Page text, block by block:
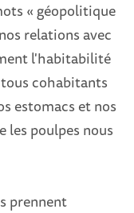
« géopolitique
relations avec
l'habitabilité
cohabitants
estomacs et nos
les poulpes nous
prennent